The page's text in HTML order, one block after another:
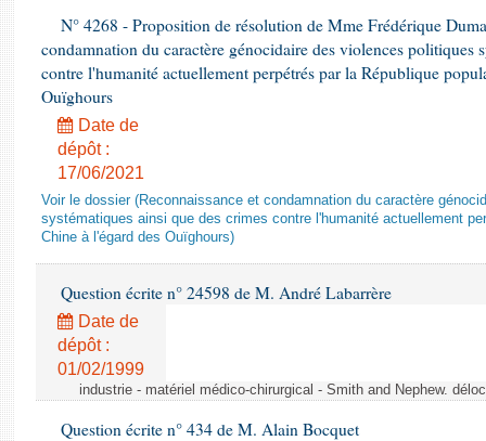
N° 4268 - Proposition de résolution de Mme Frédérique
condamnation du caractère génocidaire des violences politiques
contre l'humanité actuellement perpétrés par la République
Ouïghours
Date de
dépôt :
17/06/2021
Voir le dossier (Reconnaissance et condamnation du caractère
systématiques ainsi que des crimes contre l'humanité actuellement
Chine à l'égard des Ouïghours)
Question écrite n° 24598 de M. André Labarrère
Date de
dépôt :
01/02/1999
industrie - matériel médico-chirurgical - Smith and Nephew.
Question écrite n° 434 de M. Alain Bocquet